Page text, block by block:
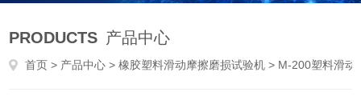
PRODUCTS 产品中心
首页 > 产品中心 >橡胶塑料滑动摩擦磨损试验机 > M-200塑料滑动摩擦试验机